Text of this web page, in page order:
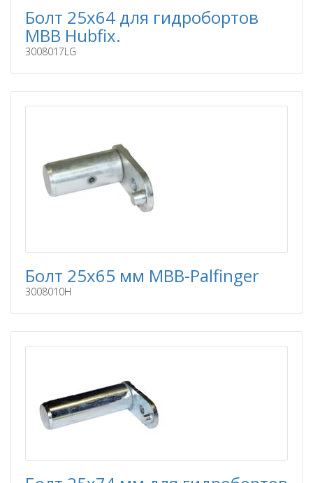
Болт 25x64 для гидробортов
MBB Hubfix.
3008017LG
Болт 25x65 мм MBB-Palfinger
3008010H